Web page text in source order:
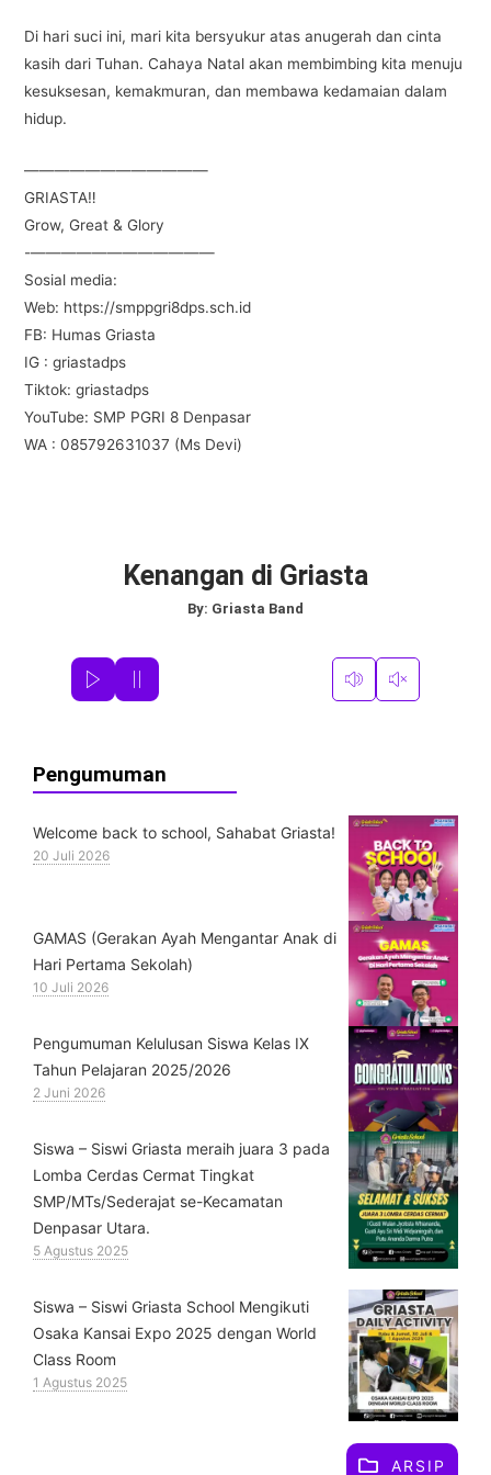
Di hari suci ini, mari kita bersyukur atas anugerah dan cinta
kasih dari Tuhan. Cahaya Natal akan membimbing kita menuju
kesuksesan, kemakmuran, dan membawa kedamaian dalam
hidup.
————————————
GRIASTA‼️
Grow, Great & Glory
-————————————
Sosial media:
Web: https://smppgri8dps.sch.id
FB: Humas Griasta
IG : griastadps
Tiktok: griastadps
YouTube: SMP PGRI 8 Denpasar
WA : 085792631037 (Ms Devi)
Kenangan di Griasta
By: Griasta Band
Pengumuman
Welcome back to school, Sahabat Griasta!
20 Juli 2026
GAMAS (Gerakan Ayah Mengantar Anak di
Hari Pertama Sekolah)
10 Juli 2026
Pengumuman Kelulusan Siswa Kelas IX
Tahun Pelajaran 2025/2026
2 Juni 2026
Siswa – Siswi Griasta meraih juara 3 pada
Lomba Cerdas Cermat Tingkat
SMP/MTs/Sederajat se-Kecamatan
Denpasar Utara.
5 Agustus 2025
Siswa – Siswi Griasta School Mengikuti
Osaka Kansai Expo 2025 dengan World
Class Room
1 Agustus 2025
ARSIP